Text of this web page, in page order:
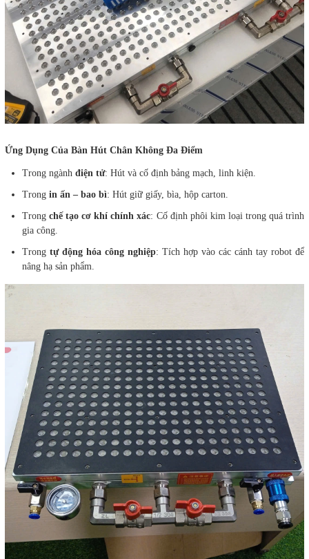
Ứng Dụng Của Bàn Hút Chân Không Đa Điểm
Trong ngành điện tử: Hút và cố định bảng mạch, linh kiện.
Trong in ấn – bao bì: Hút giữ giấy, bìa, hộp carton.
Trongchế tạo cơ khí chính xác: Cố định phôi kim loại trong quá trình
gia công.
Trong tự động hóa công nghiệp: Tích hợp vào các cánh tay robot để
nâng hạ sản phẩm.